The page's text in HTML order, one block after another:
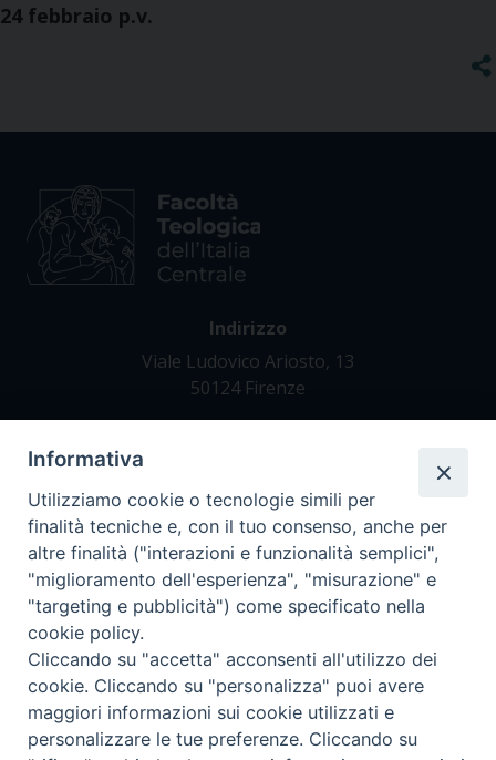
24 febbraio p.v.
Indirizzo
Viale Ludovico Ariosto, 13
50124 Firenze
Tel. +39 055 42 82 21
segreteria@teofir.it
www.teofir.it
Informativa
Utilizziamo cookie o tecnologie simili per
finalità tecniche e, con il tuo consenso, anche per
altre finalità ("interazioni e funzionalità semplici",
"miglioramento dell'esperienza", "misurazione" e
"targeting e pubblicità") come specificato nella
cookie policy.
Cliccando su "accetta" acconsenti all'utilizzo dei
cookie. Cliccando su "personalizza" puoi avere
maggiori informazioni sui cookie utilizzati e
personalizzare le tue preferenze. Cliccando su